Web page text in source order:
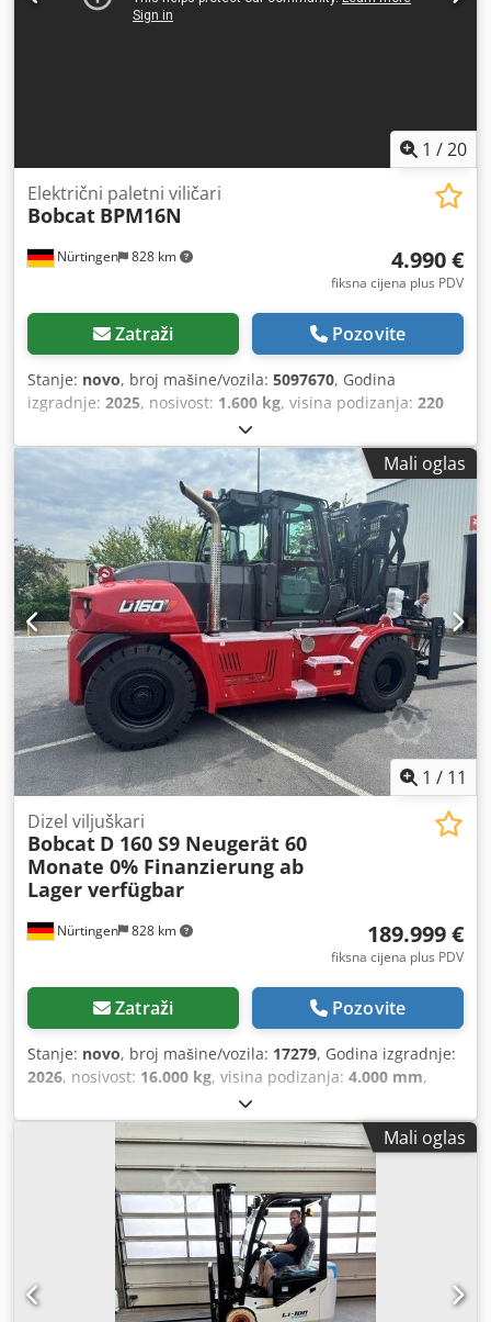
1 /20
Nürtingen 828 km
Električni paletni viličari
Bobcat BPM16N
4.990 €
fiksna cijena plus PDV
Zatraži Pozovite
Stanje: novo, broj mašine/vozila: 5097670, Godina
izgradnje: 2025, nosivost: 1.600 kg, visina podizanja: 220
600 mm, vrsta goriva:
vrsta jarbola:drugo, građevinska visina:1.300 mm, napon
baterije: 25,6 V, duljina vilica:1.150 mm, ukupna masa:
Mali oglas
1 / 11
Nürtingen 828 km
Dizel viljuškari
Bobcat D 160 S9 Neugerät 60
Monate 0% Finanzierung ab
Lager verfügbar
189.999 €
fiksna cijena plus PDV
Zatraži Pozovite
Stanje: novo, broj mašine/vozila: 17279, Godina izgradnje:
2026, nosivost: 16.000 kg, visina podizanja: 4.000 mm,
1.480 mm
vrsta goriva:dizel, vrsta jarbola:triplex, građevinska visina:
, duljina vilica:2.400 mm, dimenzija prednje
12.00-20 100%, dimenzija stražnje gume:
, ukupna masa:19.300 kg, Oprema:kabina
Mali oglas